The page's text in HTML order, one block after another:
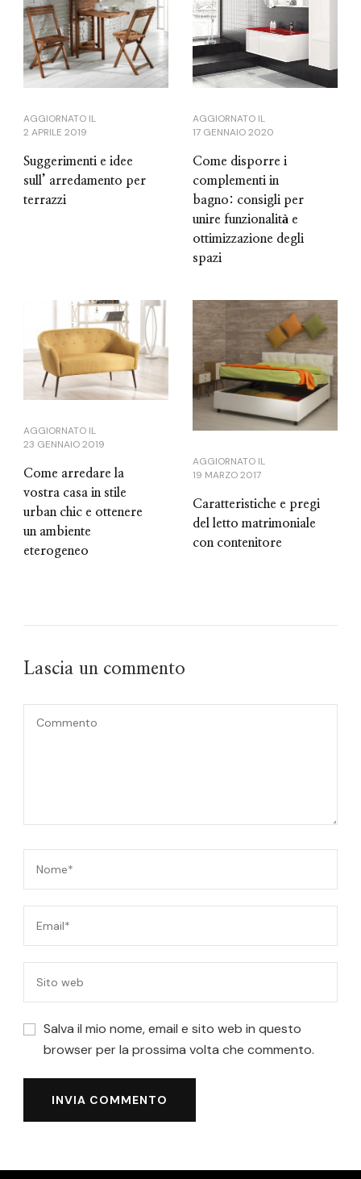
AGGIORNATO IL
2 APRILE 2019
Suggerimenti e idee
sull’ arredamento per
terrazzi
AGGIORNATO IL
17 GENNAIO 2020
Come disporre i
complementi in
bagno: consigli per
unire funzionalità e
ottimizzazione degli
spazi
AGGIORNATO IL
23 GENNAIO 2019
Come arredare la
vostra casa in stile
urban chic e ottenere
un ambiente
eterogeneo
AGGIORNATO IL
19 MARZO 2017
Caratteristiche e pregi
del letto matrimoniale
con contenitore
Lascia un commento
Salva il mio nome, email e sito web in questo
browser per la prossima volta che commento.